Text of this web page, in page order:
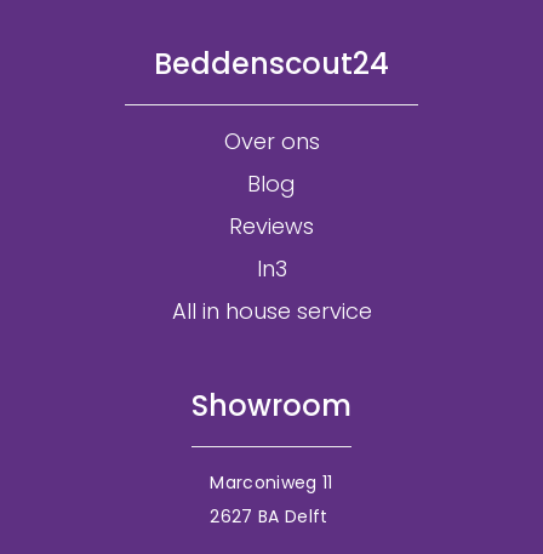
Beddenscout24
Over ons
Blog
Reviews
In3
All in house service
Showroom
Marconiweg 11
2627 BA Delft